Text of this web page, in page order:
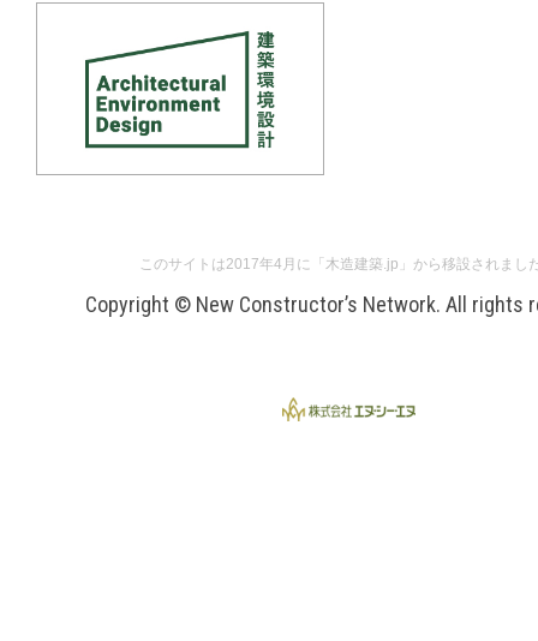
このサイトは2017年4月に「木造建築.jp」から移設されまし
Copyright © New Constructor’s Network. All rights